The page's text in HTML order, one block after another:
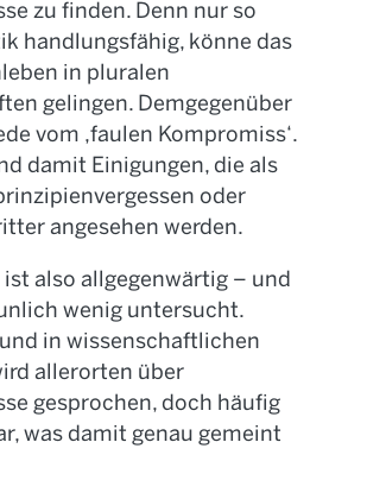
zu finden. Denn nur so
handlungsfähig, könne das
in pluralen
gelingen. Demgegenüber
vom ‚faulen Kompromiss‘.
damit Einigungen, die als
oder
angesehen werden.
ist also allgegenwärtig – und
wenig untersucht.
in wissenschaftlichen
allerorten über
gesprochen, doch häufig
was damit genau gemeint